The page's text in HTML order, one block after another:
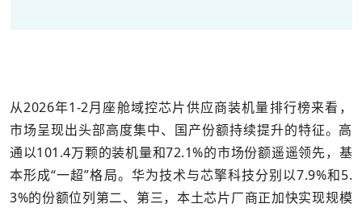
从2026年1-2月座舱域控芯片供应商装机量排行榜来看，
市场呈现出头部高度集中、国产份额持续提升的特征。高
通以101.4万颗的装机量和72.1%的市场份额遥遥领先，基
本形成“一超”格局。华为技术与芯擎科技分别以7.9%和5.
3%的份额位列第二、第三，本土芯片厂商正加快实现规模